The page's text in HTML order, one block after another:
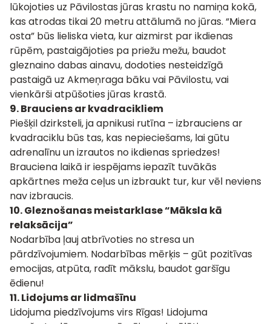
lūkojoties uz Pāvilostas jūras krastu no namiņa kokā,
kas atrodas tikai 20 metru attālumā no jūras. “Miera
osta” būs lieliska vieta, kur aizmirst par ikdienas
rūpēm, pastaigājoties pa priežu mežu, baudot
gleznaino dabas ainavu, dodoties nesteidzīgā
pastaigā uz Akmeņraga bāku vai Pāvilostu, vai
vienkārši atpūšoties jūras krastā.
9.Brauciens ar kvadracikliem
Piešķil dzirksteli, ja apnikusi rutīna – izbrauciens ar
kvadraciklu būs tas, kas nepieciešams, lai gūtu
adrenalīnu un izrautos no ikdienas spriedzes!
Brauciena laikā ir iespējams iepazīt tuvākās
apkārtnes meža ceļus un izbraukt tur, kur vēl neviens
nav izbraucis.
10. Gleznošanas meistarklase“Māksla kā
relaksācija”
Nodarbība ļauj atbrīvoties no stresa un
pārdzīvojumiem. Nodarbības mērķis – gūt pozitīvas
emocijas, atpūta, radīt mākslu, baudot garšīgu
ēdienu!
11.Lidojums ar lidmašīnu
Lidojuma piedzīvojums virs Rīgas! Lidojuma